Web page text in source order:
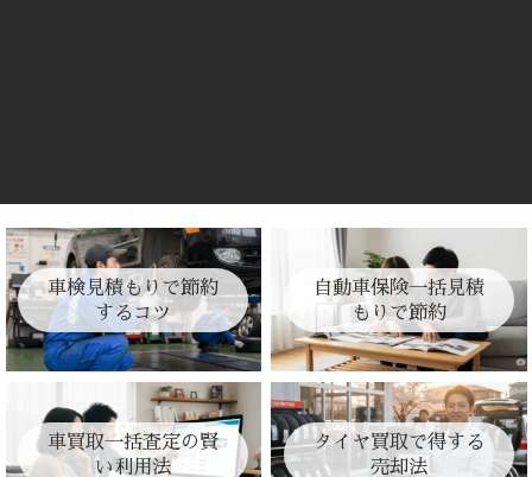
車検見積もりで節約
するコツ
自動車保険一括見積
もりで節約
車買取一括査定の賢
い利用法
タイヤ買取で得する
売却法